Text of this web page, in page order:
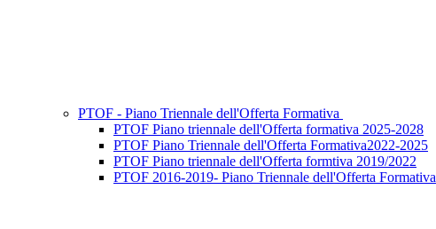
PTOF - Piano Triennale dell'Offerta Formativa
PTOF Piano triennale dell'Offerta formativa 2025-2028
PTOF Piano Triennale dell'Offerta Formativa2022-2025
PTOF Piano triennale dell'Offerta formtiva 2019/2022
PTOF 2016-2019- Piano Triennale dell'Offerta Formativa